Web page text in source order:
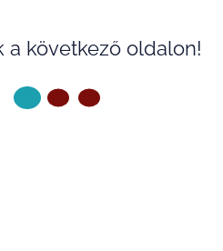
a következő oldalon!